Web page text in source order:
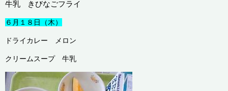
牛乳 きびなごフライ
６月１８日（木）
ドライカレー メロン
クリームスープ 牛乳